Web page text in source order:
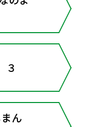
３
ん